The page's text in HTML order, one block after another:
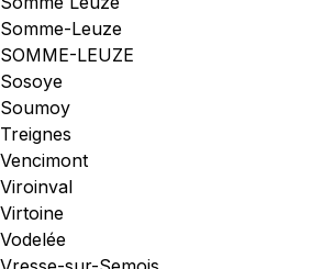
Somme-Leuze
SOMME-LEUZE
Sosoye
Soumoy
Treignes
Vencimont
Viroinval
Virtoine
Vodelée